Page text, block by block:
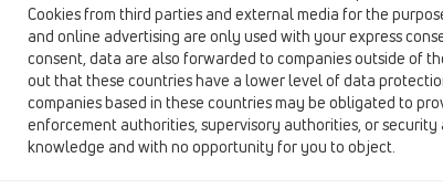
HL01027D
19 Egyéb termékek, tartozékok / Együtt használható /
Ajakos tömítőgyűrű DN50
HL01028D
19 Egyéb termékek, tartozékok / Együtt használható /
Cookies from third parties and external media for the
and online advertising are only used with your express
consent, data are also forwarded to companies outside of
out that these countries have a lower level of data
companies based in these countries may be obligated to
enforcement authorities, supervisory authorities, or
knowledge and with no opportunity for you to object.